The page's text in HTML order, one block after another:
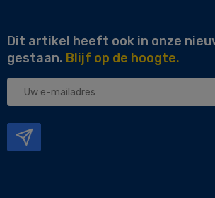
Dit artikel heeft ook in onze
gestaan. Blijf op de hoogte.
Uw